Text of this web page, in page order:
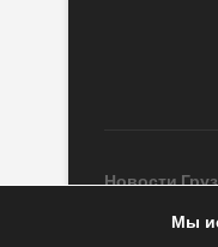
Новости
Мы